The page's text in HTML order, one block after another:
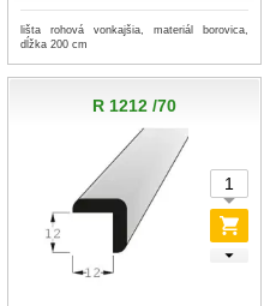
lišta rohová vonkajšia, materiál borovica,
dĺžka 200 cm
R 1212 /70